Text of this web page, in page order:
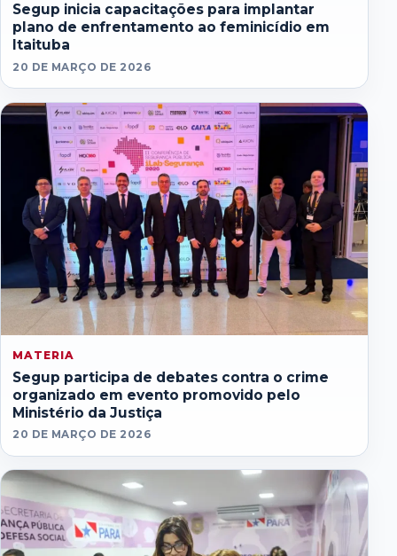
Segup inicia capacitações para implantar
plano de enfrentamento ao feminicídio em
Itaituba
20 DE MARÇO DE 2026
MATERIA
Segup participa de debates contra o crime
organizado em evento promovido pelo
Ministério da Justiça
20 DE MARÇO DE 2026